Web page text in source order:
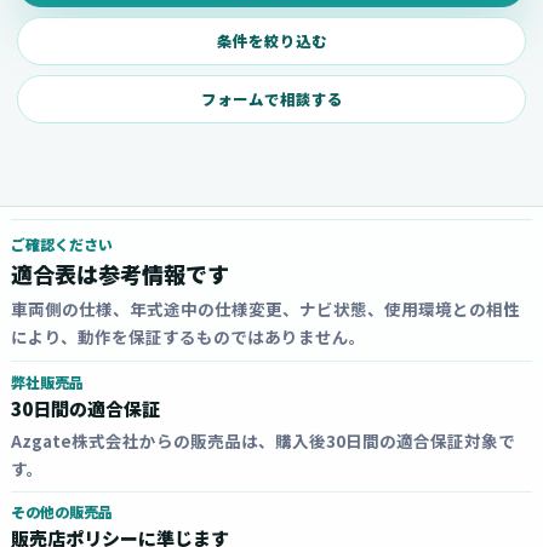
条件を絞り込む
フォームで相談する
ご確認ください
適合表は参考情報です
車両側の仕様、年式途中の仕様変更、ナビ状態、使用環境との相性
により、動作を保証するものではありません。
弊社販売品
30日間の適合保証
Azgate株式会社からの販売品は、購入後30日間の適合保証対象で
す。
その他の販売品
販売店ポリシーに準じます